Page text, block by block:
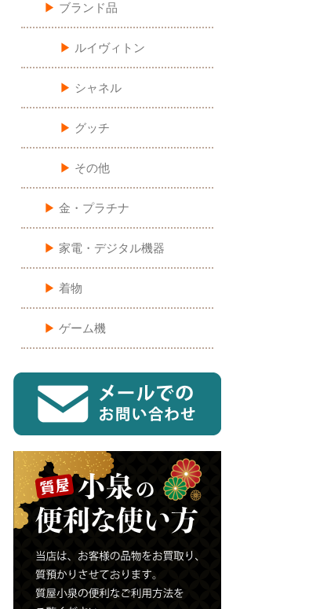
▶︎ ブランド品
▶︎ ルイヴィトン
▶︎ シャネル
▶︎ グッチ
▶︎ その他
▶︎ 金・プラチナ
▶︎ 家電・デジタル機器
▶︎ 着物
▶︎ ゲーム機